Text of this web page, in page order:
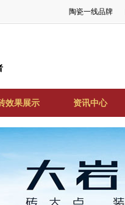
陶瓷一线品牌
效果展示 资讯中心